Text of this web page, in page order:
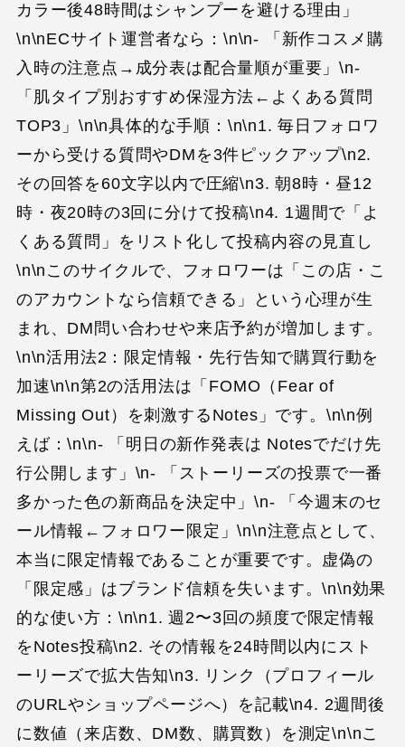
カラー後48時間はシャンプーを避ける理由」
\n\nECサイト運営者なら：\n\n- 「新作コスメ購
入時の注意点→成分表は配合量順が重要」\n-
「肌タイプ別おすすめ保湿方法←よくある質問
TOP3」\n\n具体的な手順：\n\n1. 毎日フォロワ
ーから受ける質問やDMを3件ピックアップ\n2.
その回答を60文字以内で圧縮\n3. 朝8時・昼12
時・夜20時の3回に分けて投稿\n4. 1週間で「よ
くある質問」をリスト化して投稿内容の見直し
\n\nこのサイクルで、フォロワーは「この店・こ
のアカウントなら信頼できる」という心理が生
まれ、DM問い合わせや来店予約が増加します。
\n\n活用法2：限定情報・先行告知で購買行動を
加速\n\n第2の活用法は「FOMO（Fear of
Missing Out）を刺激するNotes」です。\n\n例
えば：\n\n- 「明日の新作発表は Notesでだけ先
行公開します」\n- 「ストーリーズの投票で一番
多かった色の新商品を決定中」\n- 「今週末のセ
ール情報←フォロワー限定」\n\n注意点として、
本当に限定情報であることが重要です。虚偽の
「限定感」はブランド信頼を失います。\n\n効果
的な使い方：\n\n1. 週2〜3回の頻度で限定情報
をNotes投稿\n2. その情報を24時間以内にスト
ーリーズで拡大告知\n3. リンク（プロフィール
のURLやショップページへ）を記載\n4. 2週間後
に数値（来店数、DM数、購買数）を測定\n\nこ